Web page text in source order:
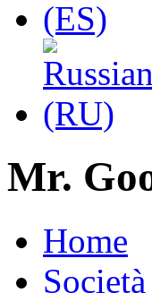
Mr.
Home
Società